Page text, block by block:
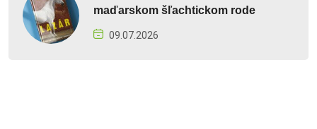
maďarskom šľachtickom rode
09.07.2026